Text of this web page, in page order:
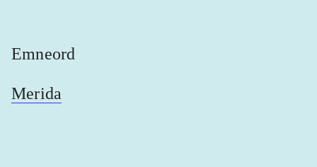
Emneord
Merida